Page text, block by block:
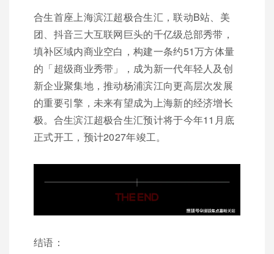
合生首座上海滨江超极合生汇，联动B站、美
团、抖音三大互联网巨头的千亿级总部秀带，
填补区域内商业空白，构建一条约51万方体量
的「超级商业秀带」，成为新一代年轻人及创
新企业聚集地，推动杨浦滨江向更高层次发展
的重要引擎，未来有望成为上海新的经济增长
极。合生滨江超极合生汇预计将于今年11月底
正式开工，预计2027年竣工。
结语：